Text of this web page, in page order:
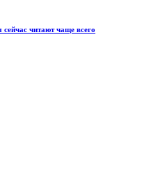
читают чаще всего